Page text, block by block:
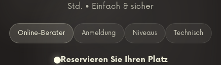
Std. • Einfach & sicher
Online-Berater Anmeldung Niveaus Technisch
Reservieren Sie Ihren Platz